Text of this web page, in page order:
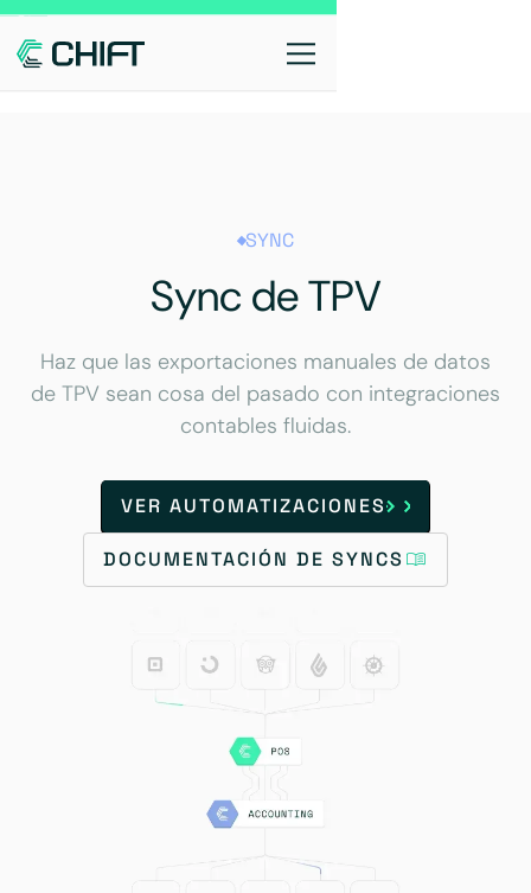
SYNC
Sync de TPV
Haz que las exportaciones manuales de datos
de TPV sean cosa del pasado con integraciones
contables fluidas.
VER AUTOMATIZACIONES
DOCUMENTACIÓN DE SYNCS